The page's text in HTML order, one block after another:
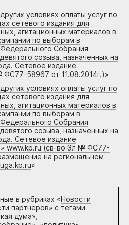
условиях оплаты услуг по
сетевого издания для
агитационных материалов в
по выборам в
Собрания
созыва, назначенных на
Сетевое издание
58967 от 11.08.2014г.)»
условиях оплаты услуг по
сетевого издания для
агитационных материалов в
по выборам в
Собрания
созыва, назначенных на
Сетевое издание
www.kp.ru (св-во Эл № ФС77-
на региональном
»
в рубриках «Новости
партнеров» с тегами
дума»,